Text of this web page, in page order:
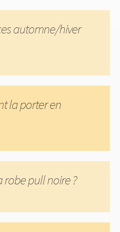
automne/hiver
la porter en
robe pull noire ?